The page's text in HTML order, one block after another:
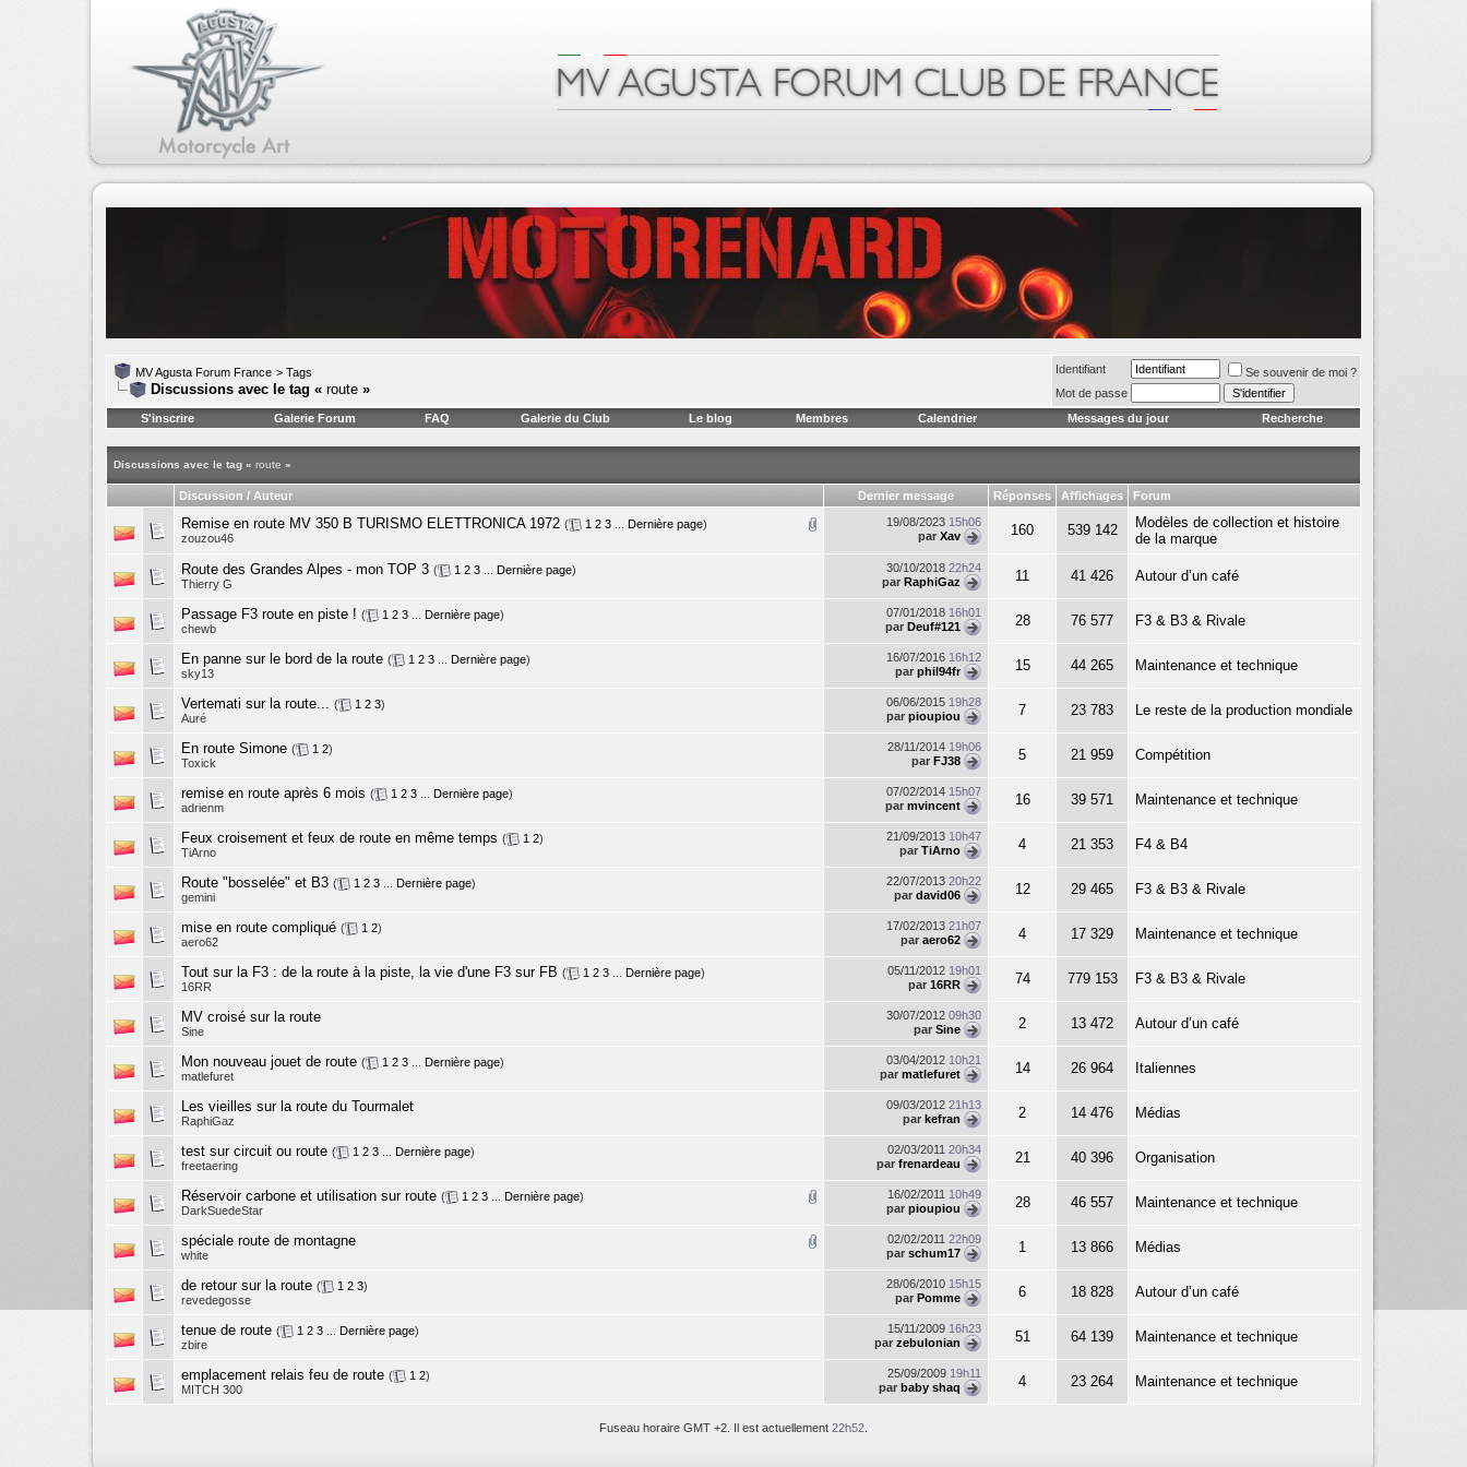
MV Agusta Forum France > Tags
Discussions avec le tag « route »
Identifiant
Se souvenir de moi ?
Mot de passe
S'inscrire
Galerie Forum FAQ Galerie du Club Le blog Membres Calendrier Messages du jour Recherche
Discussions avec le tag « route »
Discussion / Auteur Dernier message Réponses Affichages Forum
Remise en route MV 350 B TURISMO ELETTRONICA 1972 ( 1 2 3 Dernière page)
zouzou46
19/08/2023 15h06
par Xav 160 539 142
Modèles de collection et histoire
de la marque
Route des Grandes Alpes - mon TOP 3 ( 1 2 3 Dernière page)
Thierry G
30/10/2018 22h24
par RaphiGaz 11 41 426 Autour d’un café
Passage F3 route en piste ! ( 1 2 3 Dernière page)
chewb
07/01/2018 16h01
par Deuf#121 28 76 577 F3 & B3 & Rivale
En panne sur le bord de la route ( 1 2 3 Dernière page)
sky13
16/07/2016 16h12
par phil94fr 15 44 265 Maintenance et technique
Vertemati sur la route... ( 1 2 3)
Auré
06/06/2015 19h28
par pioupiou 7 23 783 Le reste de la production mondiale
En route Simone ( 1 2)
Toxick
28/11/2014 19h06
par FJ38 5 21 959 Compétition
remise en route après 6 mois ( 1 2 3 Dernière page)
adrienm
07/02/2014 15h07
par mvincent 16 39 571 Maintenance et technique
Feux croisement et feux de route en même temps ( 1 2)
TiArno
21/09/2013 10h47
par TiArno 4 21 353 F4 & B4
Route "bosselée" et B3 ( 1 2 3 Dernière page)
gemini
22/07/2013 20h22
par david06 12 29 465 F3 & B3 & Rivale
mise en route compliqué ( 1 2)
aero62
17/02/2013 21h07
par aero62 4 17 329 Maintenance et technique
Tout sur la F3 : de la route à la piste, la vie d'une F3 sur FB ( 1 2 3 Dernière page)
16RR
05/11/2012 19h01
par 16RR 74 779 153 F3 & B3 & Rivale
MV croisé sur la route
Sine
30/07/2012 09h30
par Sine 2 13 472 Autour d’un café
Mon nouveau jouet de route ( 1 2 3 Dernière page)
matlefuret
03/04/2012 10h21
par matlefuret 14 26 964 Italiennes
Les vieilles sur la route du Tourmalet
RaphiGaz
09/03/2012 21h13
par kefran 2 14 476 Médias
test sur circuit ou route ( 1 2 3 Dernière page)
freetaering
02/03/2011 20h34
par frenardeau 21 40 396 Organisation
Réservoir carbone et utilisation sur route ( 1 2 3 Dernière page)
DarkSuedeStar
16/02/2011 10h49
par pioupiou 28 46 557 Maintenance et technique
spéciale route de montagne
white
02/02/2011 22h09
par schum17 1 13 866 Médias
de retour sur la route ( 1 2 3)
revedegosse
28/06/2010 15h15
par Pomme 6 18 828 Autour d’un café
tenue de route ( 1 2 3 Dernière page)
zbire
15/11/2009 16h23
par zebulonian 51 64 139 Maintenance et technique
emplacement relais feu de route ( 1 2)
MITCH 300
25/09/2009 19h11
par baby shaq 4 23 264 Maintenance et technique
Fuseau horaire GMT +2. Il est actuellement 22h52